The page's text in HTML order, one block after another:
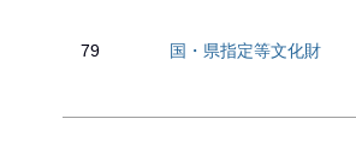
79 国・県指定等文化財